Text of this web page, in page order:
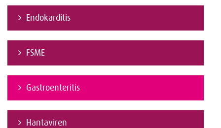
Endokarditis
FSME
Gastroenteritis
Hantaviren